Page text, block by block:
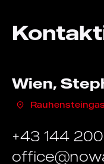
Wien,
+43 144